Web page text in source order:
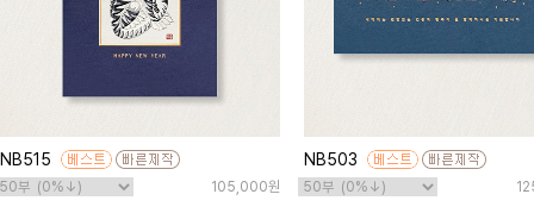
NB515
105,000원
NB503